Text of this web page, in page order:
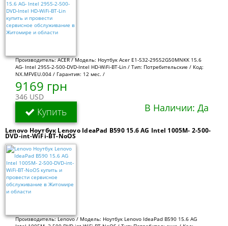
Производитель: ACER / Модель: Ноутбук Acer E1-532-29552G50MNKK 15.6
AG- Intel 2955-2-500-DVD-Intel HD-WiFi-BT-Lin / Тип: Потребительские / Код:
NX.MFVEU.004 / Гарантия: 12 мес. /
9169 грн
346 USD
Купить В Наличии: Да
Lenovo Ноутбук Lenovo IdeaPad B590 15.6 AG Intel 1005M- 2-500-
DVD-int-WiFi-BT-NoOS
Производитель: Lenovo / Модель: Ноутбук Lenovo IdeaPad B590 15.6 AG